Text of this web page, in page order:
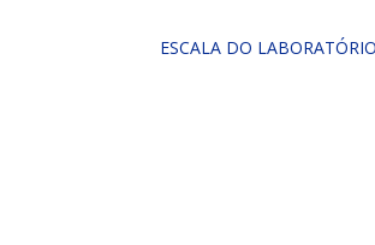
ESCALA DO